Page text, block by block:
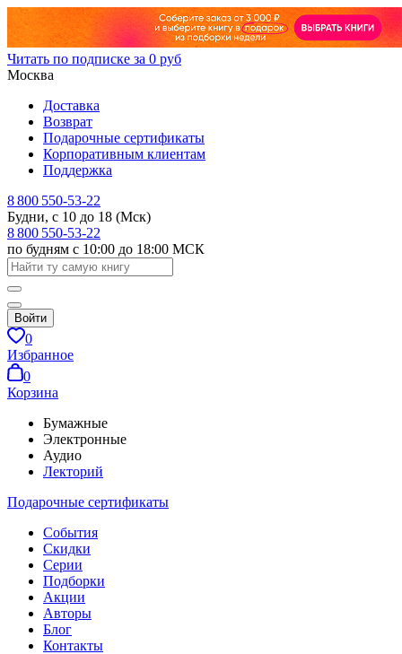
Читать по подписке за 0 руб
Москва
Доставка
Возврат
Подарочные сертификаты
Корпоративным клиентам
Поддержка
8 800 550-53-22
Будни, с 10 до 18 (Мск)
8 800 550-53-22
по будням с 10:00 до 18:00 МСК
Войти
0
Избранное
0
Корзина
Бумажные
Электронные
Аудио
Лекторий
Подарочные сертификаты
События
Скидки
Серии
Подборки
Акции
Авторы
Блог
Контакты